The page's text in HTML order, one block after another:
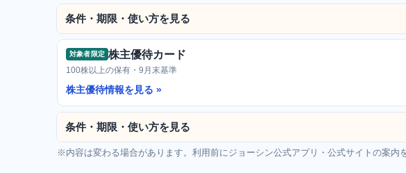
条件・期限・使い方を見る
対象者限定 株主優待カード
100株以上の保有・9月末基準
株主優待情報を見る
条件・期限・使い方を見る
※内容は変わる場合があります。利用前にジョーシン公式アプリ・公式サイトの案内